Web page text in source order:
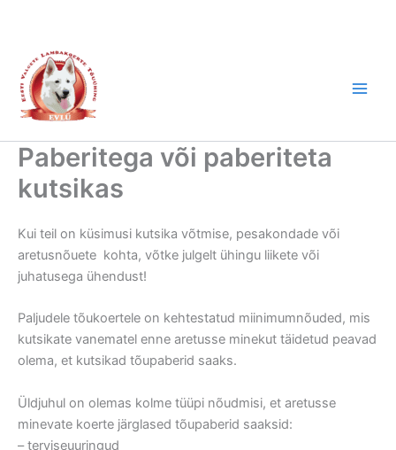
content
Paberitega või paberiteta
kutsikas
Kui teil on küsimusi kutsika võtmise, pesakondade või
aretusnõuete kohta, võtke julgelt ühingu liikete või
juhatusega ühendust!
Paljudele tõukoertele on kehtestatud miinimumnõuded, mis
kutsikate vanematel enne aretusse minekut täidetud peavad
olema, et kutsikad tõupaberid saaks.
Üldjuhul on olemas kolme tüüpi nõudmisi, et aretusse
minevate koerte järglased tõupaberid saaksid:
– terviseuuringud